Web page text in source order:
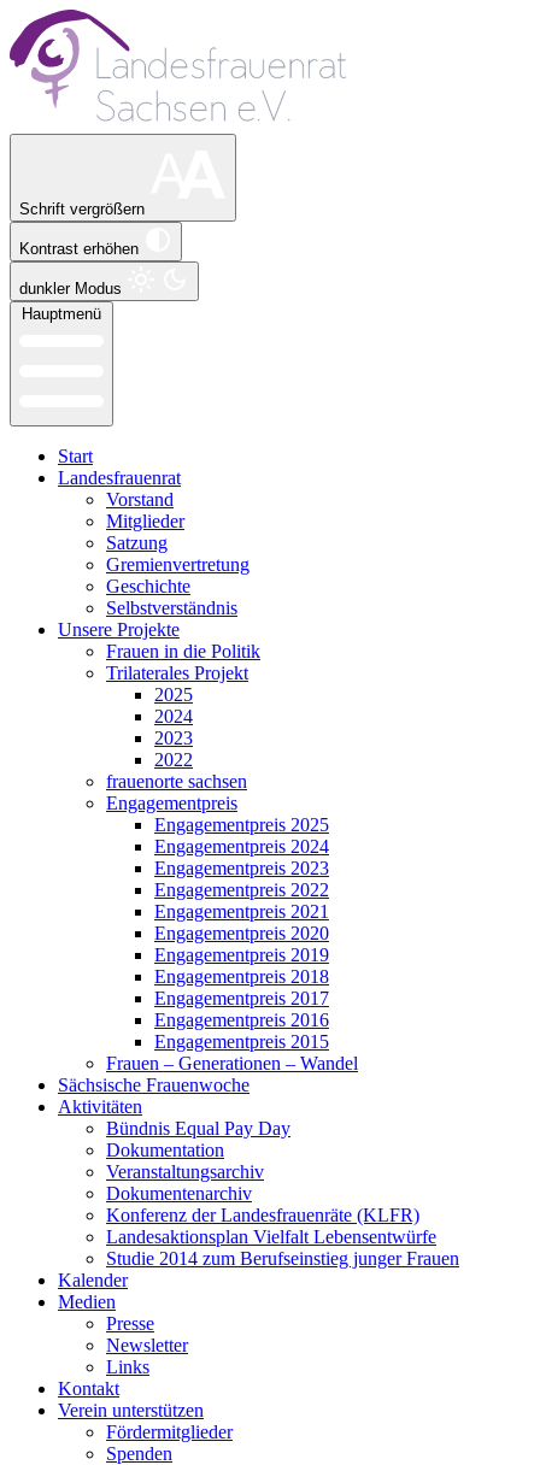
Schrift vergrößern
Kontrast erhöhen
dunkler Modus
Hauptmenü
Start
Landesfrauenrat
Vorstand
Mitglieder
Satzung
Gremienvertretung
Geschichte
Selbstverständnis
Unsere Projekte
Frauen in die Politik
Trilaterales Projekt
2025
2024
2023
2022
frauenorte sachsen
Engagementpreis
Engagementpreis 2025
Engagementpreis 2024
Engagementpreis 2023
Engagementpreis 2022
Engagementpreis 2021
Engagementpreis 2020
Engagementpreis 2019
Engagementpreis 2018
Engagementpreis 2017
Engagementpreis 2016
Engagementpreis 2015
Frauen – Generationen – Wandel
Sächsische Frauenwoche
Aktivitäten
Bündnis Equal Pay Day
Dokumentation
Veranstaltungsarchiv
Dokumentenarchiv
Konferenz der Landesfrauenräte (KLFR)
Landesaktionsplan Vielfalt Lebensentwürfe
Studie 2014 zum Berufseinstieg junger Frauen
Kalender
Medien
Presse
Newsletter
Links
Kontakt
Verein unterstützen
Fördermitglieder
Spenden